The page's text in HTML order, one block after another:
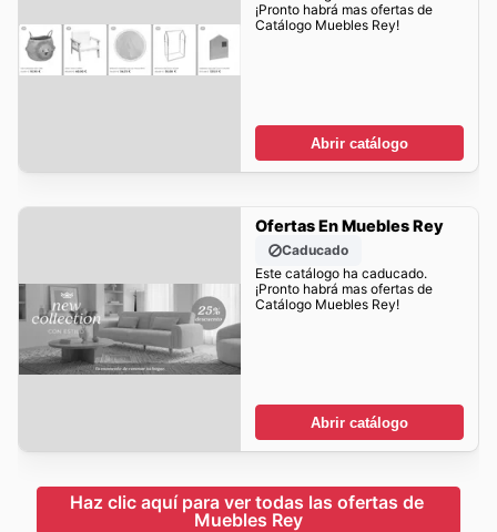
¡Pronto habrá mas ofertas de
Catálogo Muebles Rey!
Abrir catálogo
Ofertas En Muebles Rey
Caducado
Este catálogo ha caducado.
¡Pronto habrá mas ofertas de
Catálogo Muebles Rey!
Abrir catálogo
Haz clic aquí para ver todas las ofertas de
Muebles Rey